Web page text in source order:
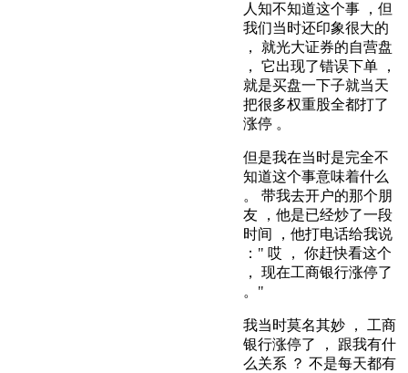
人知不知道这个事 ，但
我们当时还印象很大的
， 就光大证券的自营盘
， 它出现了错误下单 ，
就是买盘一下子就当天
把很多权重股全都打了
涨停 。
但是我在当时是完全不
知道这个事意味着什么
。 带我去开户的那个朋
友 ，他是已经炒了一段
时间 ，他打电话给我说
：" 哎 ， 你赶快看这个
， 现在工商银行涨停了
。"
我当时莫名其妙 ， 工商
银行涨停了 ， 跟我有什
么关系 ？ 不是每天都有